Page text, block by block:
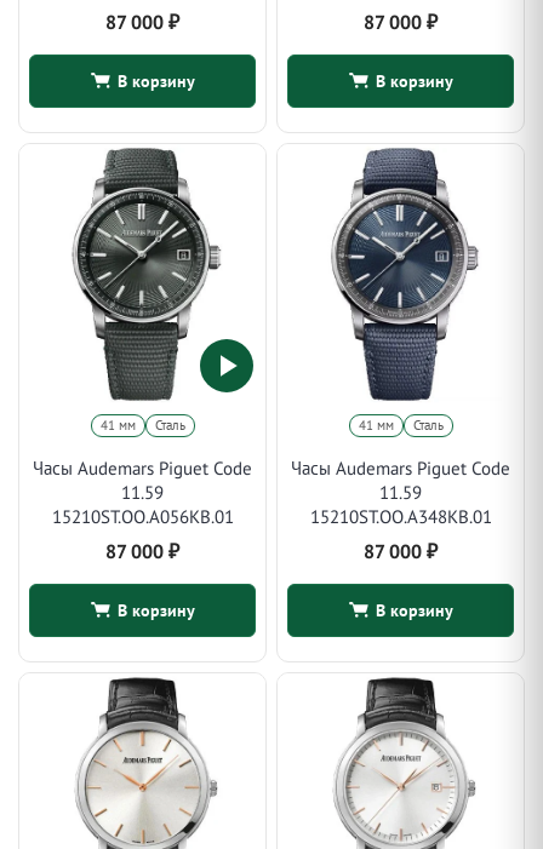
87 000 ₽
В корзину
87 000 ₽
В корзину
41 мм Сталь
Часы Audemars Piguet Code
11.59
15210ST.OO.A056KB.01
87 000 ₽
В корзину
41 мм Сталь
Часы Audemars Piguet Code
11.59
15210ST.OO.A348KB.01
87 000 ₽
В корзину